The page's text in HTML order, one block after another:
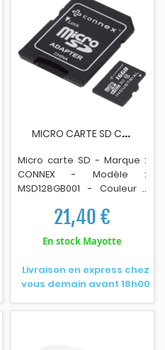
M
ICRO CARTE SD CONNEX MSD128GB001 - 128GO
Micro carte SD - Marque :
CONNEX - Modèle :
MSD128GB001 - Couleur :
(Classe 10, UHS-I, U1) -
Capacité : 128 Go - Lecture
: Jusqu'à 100 MB/s - Écriture :
Compatibilité :
Smartphones, tablettes,
caméras, drones, consoles,
etc. - Utilisation : Photos
Livraison en express chez
vous demain avant 18h00
21,40 €
En stock Mayotte